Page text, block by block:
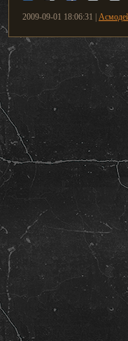
2009-09-01 18:06:31 |